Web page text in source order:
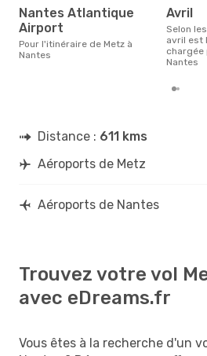
Nantes Atlantique
Airport
Pour l'itinéraire de Metz à
Nantes
avril
Selon les données de recherche,
avril est
chargée
Nantes
Distance : 611 kms
Aéroports de Metz
Aéroports de Nantes
Trouvez votre vol
avec eDreams.fr
Vous êtes à la recherche d'un